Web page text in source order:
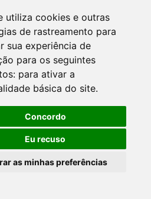
utiliza cookies e outras
de rastreamento para
sua experiência de
para os seguintes
para ativar a
básica do site.
Concordo
Eu recuso
as minhas preferências